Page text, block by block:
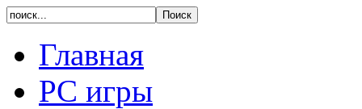
Главная
PC игры